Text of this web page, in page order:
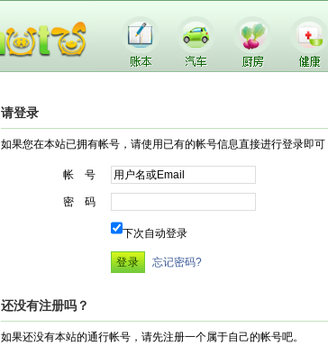
请登录
如果您在本站已拥有帐号，请使用已有的帐号信息直接进行登录即可
帐 号
密 码
下次自动登录
忘记密码?
还没有注册吗？
如果还没有本站的通行帐号，请先注册一个属于自己的帐号吧。